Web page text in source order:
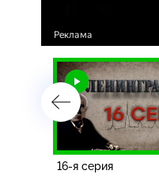
16-я серия